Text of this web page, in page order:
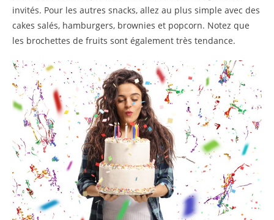
invités. Pour les autres snacks, allez au plus simple avec des
cakes salés, hamburgers, brownies et popcorn. Notez que
les brochettes de fruits sont également très tendance.